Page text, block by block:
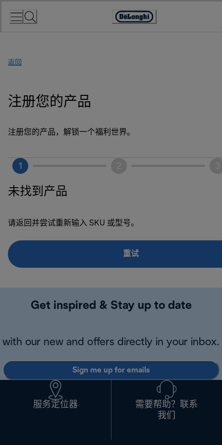
Accessibility
返回
注册您的产品
注册您的产品，解锁一个福利世界。
1
未找到产品
请返回并尝试重新输入 SKU 或型号。
重试
Get inspired & Stay up to date
with our new and offers directly in your inbox.
Sign me up for emails
服务定位器
需要帮助？联系
我们